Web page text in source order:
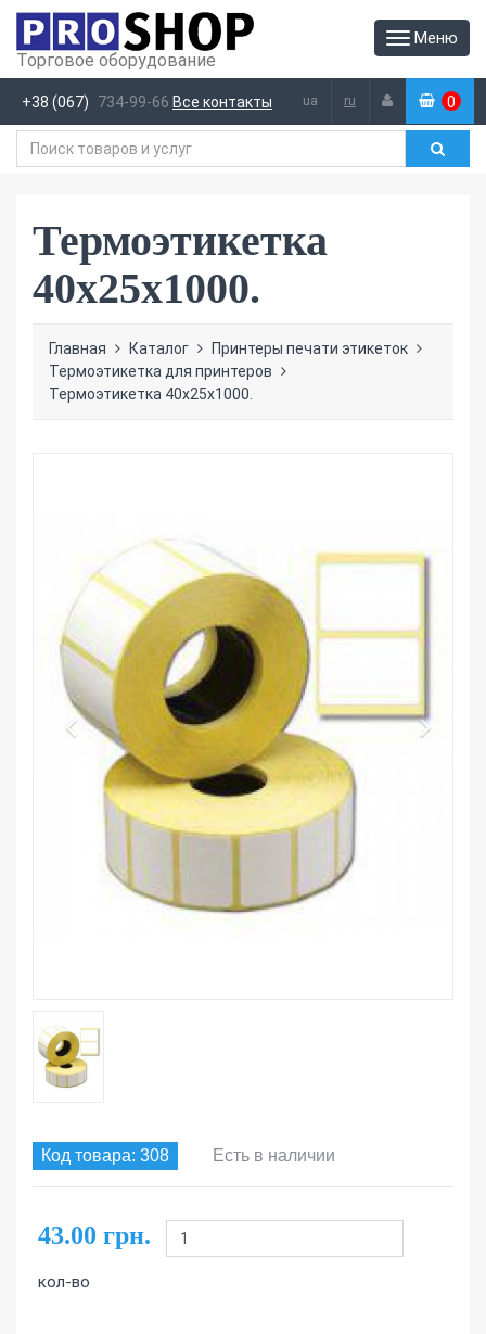
Меню
Торговое оборудование
+38 (067) 734-99-66 Все контакты ua ru (0 )
Термоэтикетка
40х25х1000.
Главная Каталог
Принтеры печати этикеток
Термоэтикетка для принтеров
Термоэтикетка 40х25х1000.
Код товара: 308 Есть в наличии
43.00 грн.
кол-во